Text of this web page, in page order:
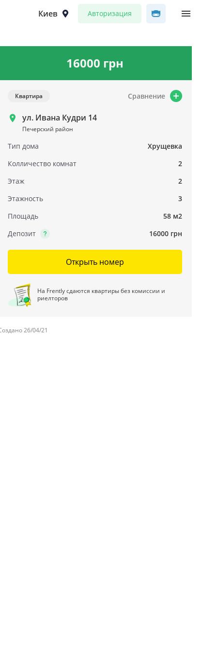
Киев Авторизация
16000 грн
Квартира Сравнение
ул. Ивана Кудри 14
Печерский район
Тип дома
Хрущевка
Колличество комнат
2
Этаж
2
Этажность
3
Площадь
58 м2
Депозит
16000 грн
Открыть номер
На Frently сдаются квартиры без комиссии и
риелторов
26/04/21